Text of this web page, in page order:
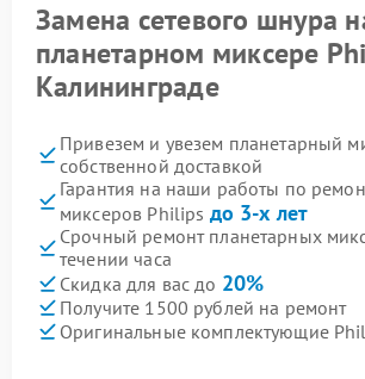
Замена сетевого шнура
планетарном миксере
Калининграде
Привезем и увезем планетарный
собственной доставкой
Гарантия на наши работы по
миксеров Philips до 3-х лет
Срочный ремонт планетарных
течении часа
Скидка для вас до 20%
Получите 1500 рублей на ремонт
Оригинальные комплектующие